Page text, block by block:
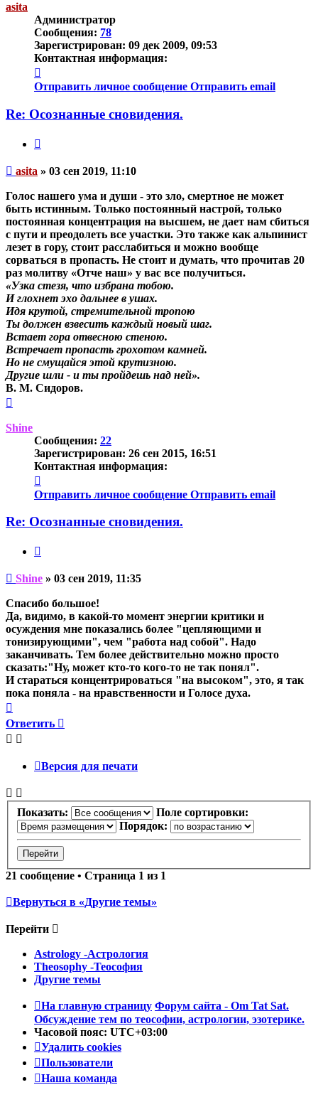
asita
Администратор
Сообщения: 78
Зарегистрирован: 09 дек 2009, 09:53
Контактная информация:
информация
пользователя
Отправить личное сообщение Отправить email
Re: Осознанные сновидения.
Непрочитанное
asita » 03 сен 2019, 11:10
Голос нашего ума и души - это зло, смертное не может
быть истинным. Только постоянный настрой, только
постоянная концентрация на высшем, не дает нам сбиться
с пути и преодолеть все участки. Это также как альпинист
лезет в гору, стоит расслабиться и можно вообще
сорваться в пропасть. Не стоит и думать, что прочитав 20
раз молитву «Отче наш» у вас все получиться.
«Узка стезя, что избрана тобою.
И глохнет эхо дальнее в ушах.
Идя крутой, стремительной тропою
Ты должен взвесить каждый новый шаг.
Встает гора отвесною стеною.
Встречает пропасть грохотом камней.
Но не смущайся этой крутизною.
Другие шли - и ты пройдешь над ней».
В. М. Сидоров.
началу
Shine
Сообщения: 22
Зарегистрирован: 26 сен 2015, 16:51
Контактная информация:
информация
пользователя
Отправить личное сообщение Отправить email
Re: Осознанные сновидения.
Непрочитанное
Shine » 03 сен 2019, 11:35
Спасибо большое!
Да, видимо, в какой-то момент энергии критики и
осуждения мне показались более "цепляющими и
тонизирующими", чем "работа над собой". Надо
заканчивать. Тем более действительно можно просто
сказать:"Ну, может кто-то кого-то не так понял".
И стараться концентрироваться "на высоком", это, я так
пока поняла - на нравственности и Голосе духа.
к
началу
Ответить
Версия для печати
Показать:
Поле сортировки:
Порядок:
21 сообщение • Страница 1 из 1
Вернуться в «Другие темы»
Перейти
Astrology -Астрология
Theosophy -Теософия
Другие темы
На главную страницу Форум сайта - Om Tat Sat.
Обсуждение тем по теософии, астрологии, эзотерике.
Часовой пояс: UTC+03:00
Удалить cookies
Пользователи
Наша команда